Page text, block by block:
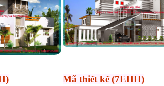
Mã thiết kế (7EHH)